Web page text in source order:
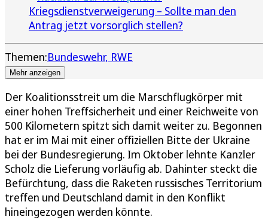
Kriegsdienstverweigerung – Sollte man den
Antrag jetzt vorsorglich stellen?
Themen:Bundeswehr RWE
Mehr anzeigen
Der Koalitionsstreit um die Marschflugkörper mit
einer hohen Treffsicherheit und einer Reichweite von
500 Kilometern spitzt sich damit weiter zu. Begonnen
hat er im Mai mit einer offiziellen Bitte der Ukraine
bei der Bundesregierung. Im Oktober lehnte Kanzler
Scholz die Lieferung vorläufig ab. Dahinter steckt die
Befürchtung, dass die Raketen russisches Territorium
treffen und Deutschland damit in den Konflikt
hineingezogen werden könnte.